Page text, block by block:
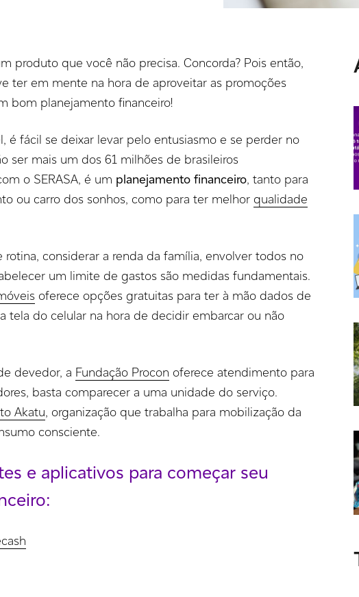
produto que você não precisa. Concorda? Pois então,
ter em mente na hora de aproveitar as promoções
bom planejamento financeiro!
é fácil se deixar levar pelo entusiasmo e se perder no
ser mais um dos 61 milhões de brasileiros
o SERASA, é um planejamento financeiro, tanto para
ou carro dos sonhos, como para ter melhor qualidade
rotina, considerar a renda da família, envolver todos no
um limite de gastos são medidas fundamentais.
oferece opções gratuitas para ter à mão dados de
tela do celular na hora de decidir embarcar ou não
devedor, a Fundação Procon oferece atendimento para
basta comparecer a uma unidade do serviço.
Akatu, organização que trabalha para mobilização da
consciente.
e aplicativos para começar seu